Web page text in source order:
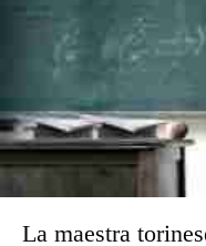
La maestra